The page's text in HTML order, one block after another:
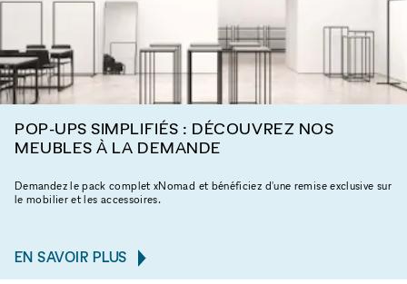
POP-UPS SIMPLIFIÉS : DÉCOUVREZ NOS
MEUBLES À LA DEMANDE
Demandez le pack complet xNomad et bénéficiez d'une remise exclusive sur
le mobilier et les accessoires.
EN SAVOIR PLUS